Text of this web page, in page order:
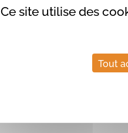
Ce site utilise des
Tout